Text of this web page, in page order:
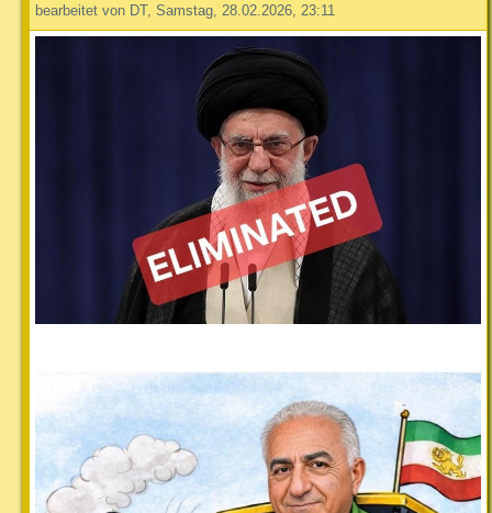
bearbeitet von DT, Samstag, 28.02.2026, 23:11